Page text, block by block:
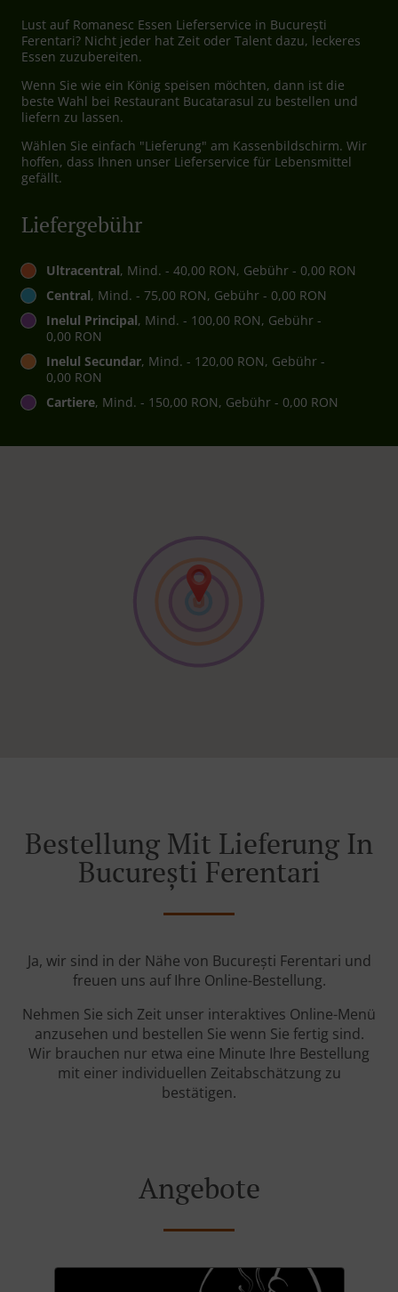
Lust auf Romanesc Essen Lieferservice in București
Ferentari? Nicht jeder hat Zeit oder Talent dazu, leckeres
Essen zuzubereiten.
Wenn Sie wie ein König speisen möchten, dann ist die
beste Wahl bei Restaurant Bucatarasul zu bestellen und
liefern zu lassen.
Wählen Sie einfach "Lieferung" am Kassenbildschirm. Wir
hoffen, dass Ihnen unser Lieferservice für Lebensmittel
gefällt.
Liefergebühr
Ultracentral, Mind. - 40,00 RON, Gebühr - 0,00 RON
Central, Mind. - 75,00 RON, Gebühr - 0,00 RON
Inelul Principal, Mind. - 100,00 RON, Gebühr -
0,00 RON
Inelul Secundar, Mind. - 120,00 RON, Gebühr -
0,00 RON
Cartiere, Mind. - 150,00 RON, Gebühr - 0,00 RON
Bestellung Mit Lieferung In
București Ferentari
Ja, wir sind in der Nähe von București Ferentari und
freuen uns auf Ihre Online-Bestellung.
Nehmen Sie sich Zeit unser interaktives Online-Menü
anzusehen und bestellen Sie wenn Sie fertig sind.
Wir brauchen nur etwa eine Minute Ihre Bestellung
mit einer individuellen Zeitabschätzung zu
bestätigen.
Angebote